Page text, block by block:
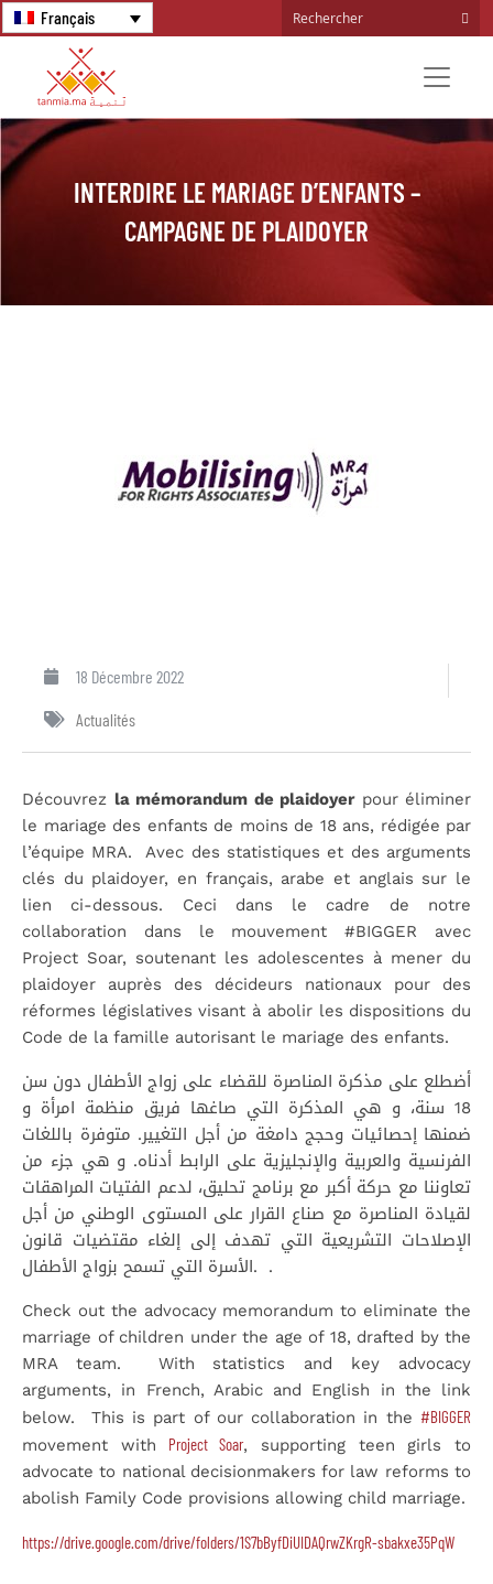
Français
INTERDIRE LE MARIAGE D’ENFANTS –
CAMPAGNE DE PLAIDOYER
18 Décembre 2022
Actualités
Découvrez la mémorandum de plaidoyerpour éliminer
le mariage des enfants de moins de 18 ans, rédigée par
l’équipe MRA. Avec des statistiques et des arguments
clés du plaidoyer, en français, arabe et anglais sur le
lien ci-dessous. Ceci dans le cadre de notre
collaboration dans le mouvement #BIGGER avec
Project Soar, soutenant les adolescentes à mener du
plaidoyer auprès des décideurs nationaux pour des
réformes législatives visant à abolir les dispositions du
Code de la famille autorisant le mariage des enfants.
أضطلع على مذكرة المناصرة للقضاء على زواج الأطفال دون سن
18 سنة، و هي المذكرة التي صاغها فريق منظمة امرأة و
ضمنها إحصائيات وحجج دامغة من أجل التغيير. متوفرة باللغات
الفرنسية والعربية والإنجليزية على الرابط أدناه. و هي جزء من
تعاوننا مع حركة أكبر مع برنامج تحليق، لدعم الفتيات المراهقات
لقيادة المناصرة مع صناع القرار على المستوى الوطني من أجل
الإصلاحات التشريعية التي تهدف إلى إلغاء مقتضيات قانون
الأسرة التي تسمح بزواج الأطفال. .
Check out the advocacy memorandum to eliminate the
marriage of children under the age of 18, drafted by the
MRA team. With statistics and key advocacy
arguments, in French, Arabic and English in the link
below. This is part of our collaboration in the #BIGGER
movement with Project Soar, supporting teen girls to
advocate to national decisionmakers for law reforms to
abolish Family Code provisions allowing child marriage.
https://drive.google.com/drive/folders/1S7bByfDiUIDAQrwZKrgR-sbakxe35PqW